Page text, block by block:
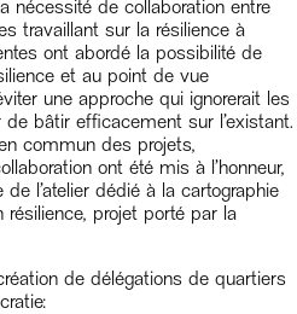
nécessité de collaboration entre
travaillant sur la résilience à
ont abordé la possibilité de
et au point de vue
une approche qui ignorerait les
de bâtir efficacement sur l’existant.
commun des projets,
ont été mis à l’honneur,
l’atelier dédié à la cartographie
projet porté par la
de délégations de quartiers